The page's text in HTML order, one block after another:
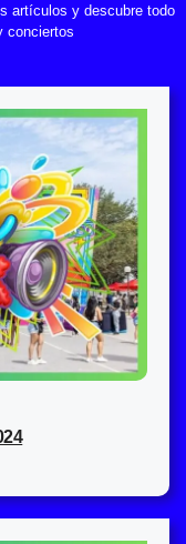
artículos y descubre todo
conciertos